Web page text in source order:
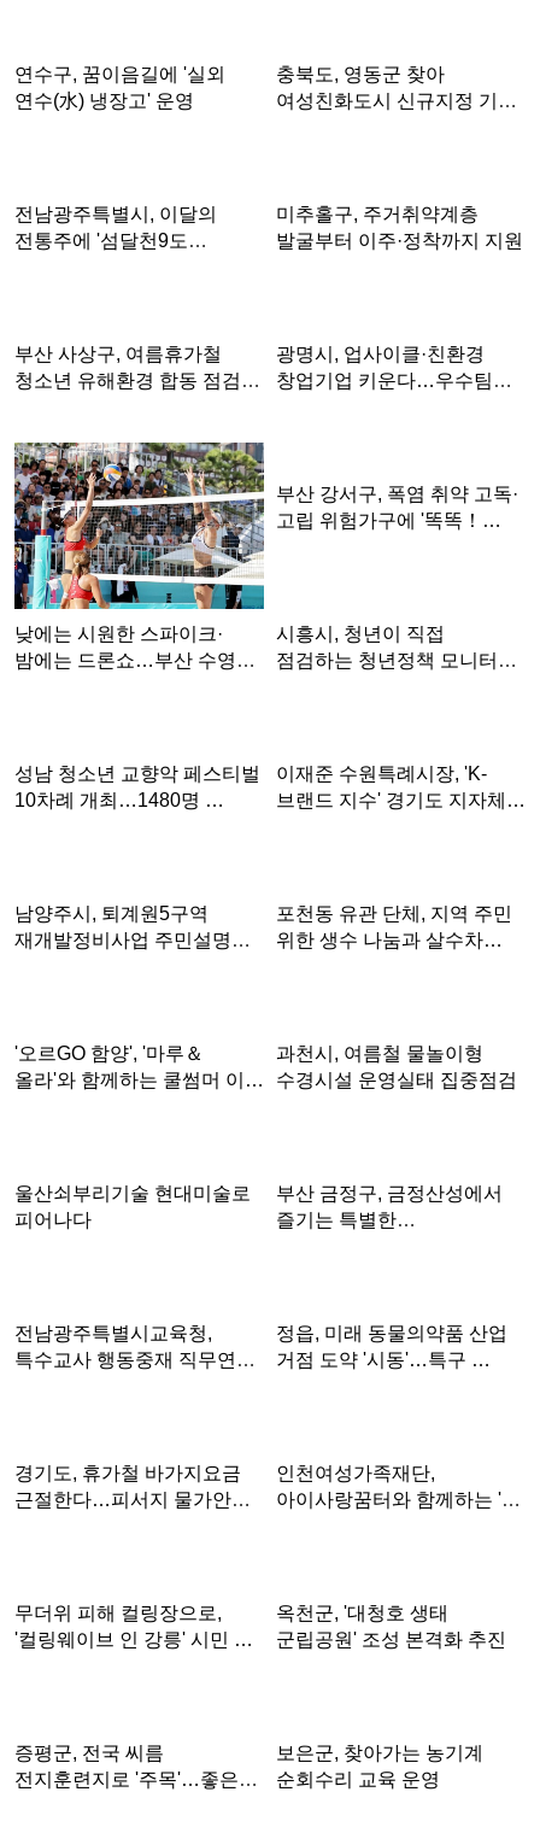
연수구, 꿈이음길에 '실외
연수(水) 냉장고' 운영
충북도, 영동군 찾아
여성친화도시 신규지정 기반
전남광주특별시, 이달의
전통주에 '섬달천9도
미추홀구, 주거취약계층
발굴부터 이주·정착까지 지원
부산 사상구, 여름휴가철
청소년 유해환경 합동 점검·
광명시, 업사이클·친환경
창업기업 키운다…우수팀에
낮에는 시원한 스파이크·
밤에는 드론쇼…부산 수영구,
부산 강서구, 폭염 취약 고독·
고립 위험가구에 '똑똑！…
시흥시, 청년이 직접
점검하는 청년정책 모니터링
이재준 수원특례시장, 'K-
브랜드 지수' 경기도 지자체…
성남 청소년 교향악 페스티벌
10차례 개최…1480명 …
포천동 유관 단체, 지역 주민
위한 생수 나눔과 살수차…
남양주시, 퇴계원5구역
재개발정비사업 주민설명회
과천시, 여름철 물놀이형
수경시설 운영실태 집중점검
'오르GO 함양', '마루＆
올라'와 함께하는 쿨썸머 이…
부산 금정구, 금정산성에서
즐기는 특별한
울산쇠부리기술 현대미술로
피어나다
정읍, 미래 동물의약품 산업
거점 도약 '시동'…특구 …
전남광주특별시교육청,
특수교사 행동중재 직무연수
인천여성가족재단,
아이사랑꿈터와 함께하는 '놀
경기도, 휴가철 바가지요금
근절한다…피서지 물가안정
옥천군, '대청호 생태
군립공원' 조성 본격화 추진
무더위 피해 컬링장으로,
'컬링웨이브 인 강릉' 시민 …
보은군, 찾아가는 농기계
순회수리 교육 운영
증평군, 전국 씨름
전지훈련지로 '주목'…좋은